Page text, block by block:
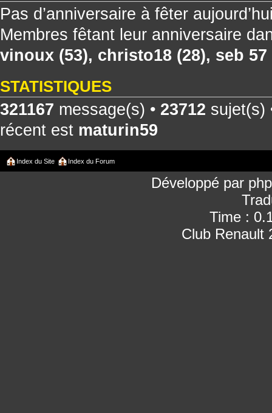
Pas d’anniversaire à fêter
Membres fêtant leur anniversaire
vinoux (53), christo18 (28), seb 57
STATISTIQUES
321167 message(s) • 23712 sujet(s)
récent est maturin59
Index du Site Index du Forum
Développé par
Time :
Club Renault